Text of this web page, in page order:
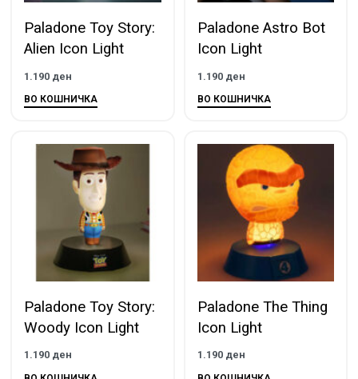
Paladone Toy Story:
Alien Icon Light
1.190 ден
ВО КОШНИЧКА
Paladone Astro Bot
Icon Light
1.190 ден
ВО КОШНИЧКА
Paladone Toy Story:
Woody Icon Light
1.190 ден
Paladone The Thing
Icon Light
1.190 ден